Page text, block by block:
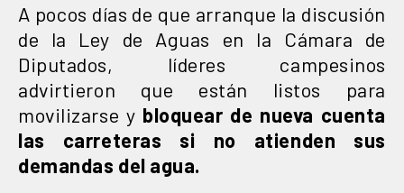
A pocos días de que arranque la discusión
de la Ley de Aguas en la Cámara de
Diputados, líderes campesinos
advirtieron que están listos para
movilizarse y bloquear de nueva cuenta
las carreteras si no atienden sus
demandas del agua.